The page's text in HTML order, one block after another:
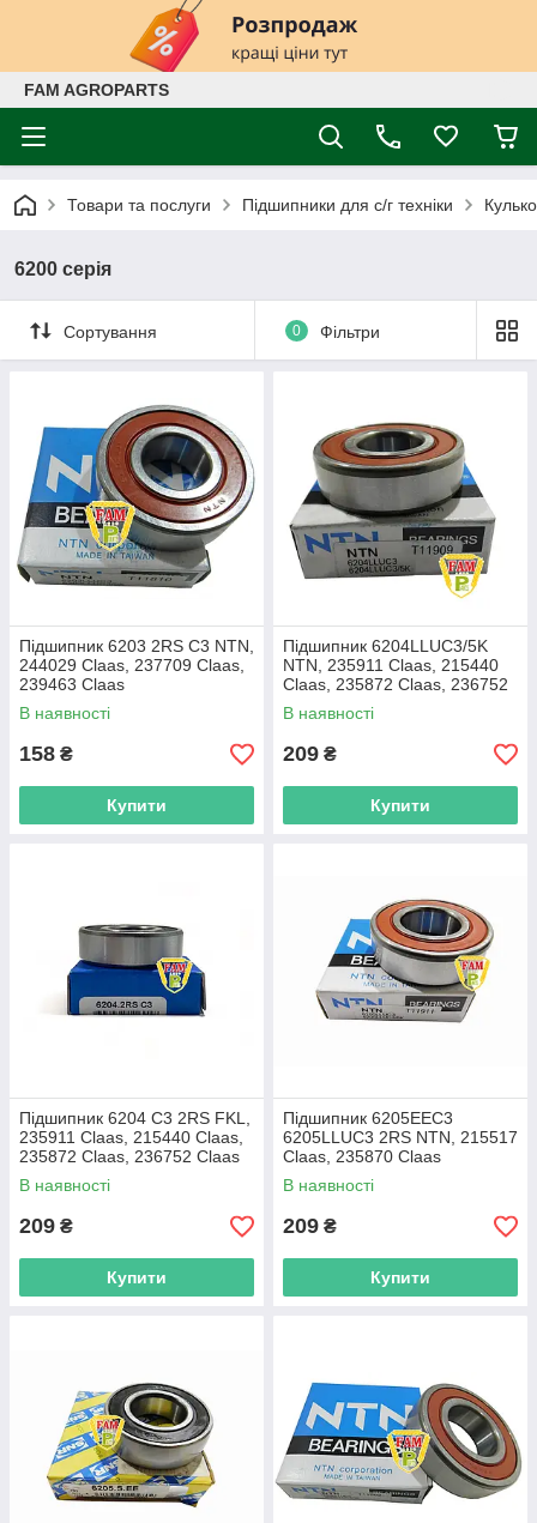
FAM AGROPARTS
Товари та послуги Підшипники для с/г техніки
6200 серія
Сортування 0 Фільтри
Підшипник 6203 2RS C3 NTN,
244029 Claas, 237709 Claas,
239463 Claas
В наявності
158 ₴
Купити
Підшипник 6204LLUC3/5K
NTN, 235911 Claas, 215440
Claas, 235872 Claas, 236752
Claas
В наявності
209 ₴
Купити
Підшипник 6204 C3 2RS FKL,
235911 Claas, 215440 Claas,
235872 Claas, 236752 Claas
В наявності
209 ₴
Купити
Підшипник 6205EEC3
6205LLUC3 2RS NTN, 215517
Claas, 235870 Claas
В наявності
209 ₴
Купити